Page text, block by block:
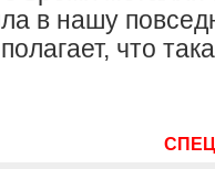
в нашу
что